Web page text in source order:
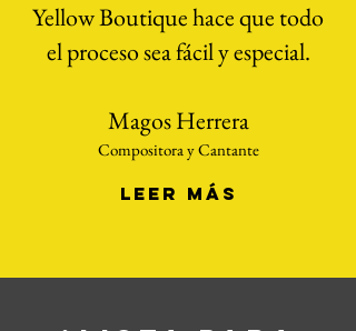
Yellow Boutique hace que todo
el proceso sea fácil y especial.
Magos Herrera
Compositora y Cantante
LEER MÁS